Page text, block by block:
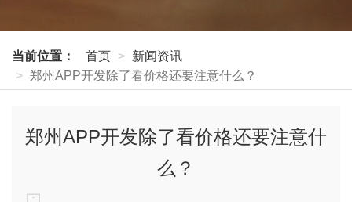
当前位置： 首页
新闻资讯
郑州APP开发除了看价格还要注意什么？
郑州APP开发除了看价格还要注意什
么？